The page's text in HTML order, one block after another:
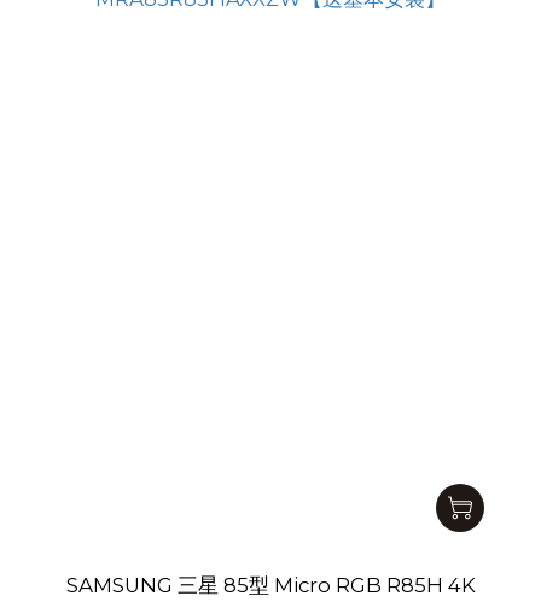
SAMSUNG 三星 85型 Micro RGB R85H 4K